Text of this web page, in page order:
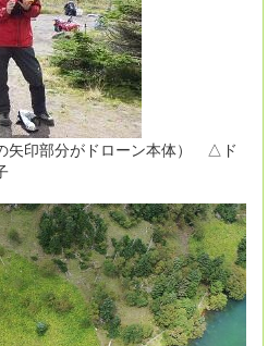
矢印部分がドローン本体） △ド